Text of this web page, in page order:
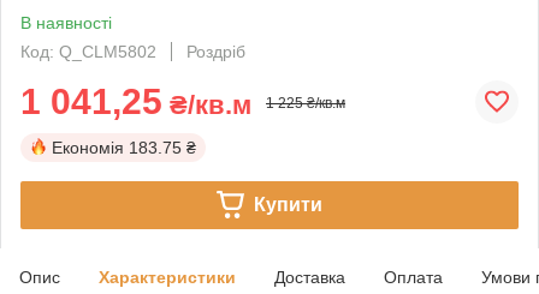
В наявності
Код: Q_CLM5802
Роздріб
1 041,25 ₴/кв.м 1 225 ₴/кв.м
Економія 183.75 ₴
Купити
Опис Характеристики Доставка Оплата Умови